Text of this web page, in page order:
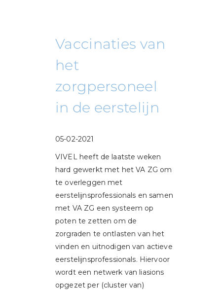
Vaccinaties van
het
zorgpersoneel
in de eerstelijn
05-02-2021
VIVEL heeft de laatste weken
hard gewerkt met het VA ZG om
te overleggen met
eerstelijnsprofessionals en samen
met VA ZG een systeem op
poten te zetten om de
zorgraden te ontlasten van het
vinden en uitnodigen van actieve
eerstelijnsprofessionals. Hiervoor
wordt een netwerk van liasions
opgezet per (cluster van)